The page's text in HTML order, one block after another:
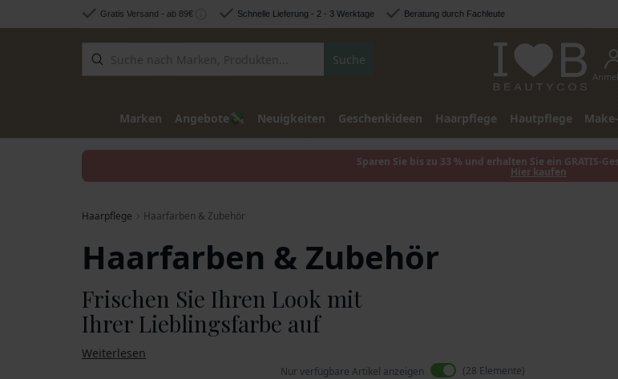
Zum Inhalt springenGratis Versand - ab 89€ Schnelle Lieferung - 2 - 3 Werktage Beratung durch Fachleute
Suche
Marken Angebote💸 Neuigkeiten Geschenkideen Haarpflege Hautpflege
Sparen Sie bis zu 33 % und erhalten Sie ein GRATIS-
Hier kaufen
Haarpflege Haarfarben & Zubehör
Haarfarben & Zubehör
Frischen Sie Ihren Look mit
Ihrer Lieblingsfarbe auf
Weiterlesen
Nur verfügbare Artikel anzeigen 28 Elemente